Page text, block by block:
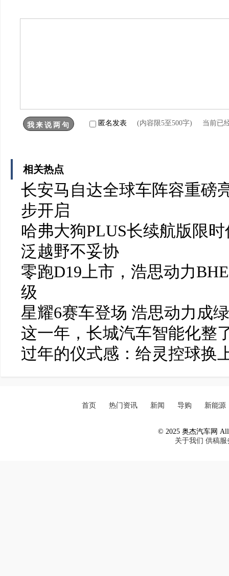
匿名发表 (内容限5至500字) 当前已
相关热点
长安马自达全球车阵容重磅
步开启
哈弗大狗PLUS长续航版限
泛越野不妥协
零跑D19上市，浩思动力
级
星耀6赛车登场 浩思动力成
这一年，长城汽车智能化整
过年的仪式感：给灵控球换
首页 热门资讯 新闻 导购 新能源
© 2025 奥杰汽车网 All
关于我们 供稿服